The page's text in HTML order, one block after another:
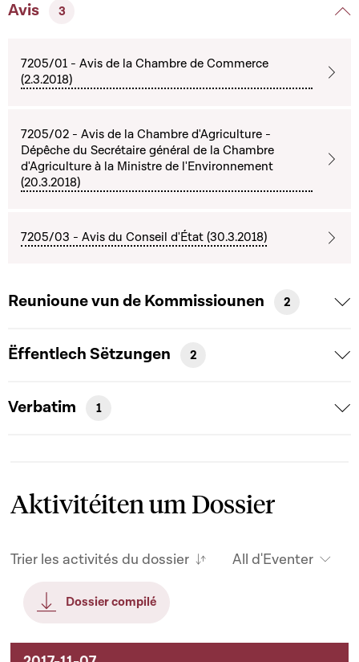
Avis 3
7205/01 - Avis de la Chambre de Commerce
(2.3.2018)
7205/02 - Avis de la Chambre d'Agriculture -
Dépêche du Secrétaire général de la Chambre
d'Agriculture à la Ministre de l'Environnement
(20.3.2018)
7205/03 - Avis du Conseil d'État (30.3.2018)
Reunioune vun de Kommissiounen 2
Ëffentlech Sëtzungen 2
Verbatim 1
Aktivitéiten um Dossier
Trier les activités du dossier All d'Eventer
Dossier compilé
Aktivitéiten um Dossier